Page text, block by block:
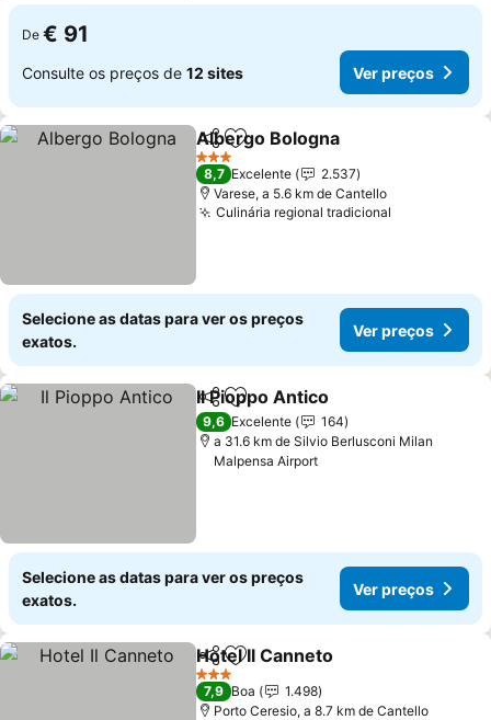
De € 91
Consulte os preços de 12 sites Ver preços
PartilharAdicionar aos favoritos
Albergo Bologna
3 Estrelas
8,7 Excelente
2.537
Varese, a 5.6 km de Cantello
Culinária regional tradicional
Selecione as datas para ver os preços
exatos.
Ver preços
PartilharAdicionar aos favoritos
Il Pioppo Antico
9,6 Excelente
164
a 31.6 km de Silvio Berlusconi Milan
Malpensa Airport
Selecione as datas para ver os preços
exatos.
Ver preços
PartilharAdicionar aos favoritos
Hotel Il Canneto
3 Estrelas
7,9 Boa
1.498
Porto Ceresio, a 8.7 km de Cantello